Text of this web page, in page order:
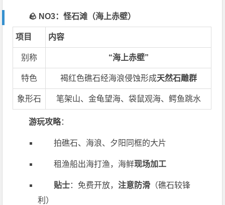
🪨 NO3：怪石滩（海上赤壁）
项目 内容
别称 “海上赤壁”
特色 褐红色礁石经海浪侵蚀形成天然石雕群
象形石 笔架山、金龟望海、袋鼠观海、鳄鱼跳水
游玩攻略：
拍礁石、海浪、夕阳同框的大片
租渔船出海打渔，海鲜现场加工
贴士：免费开放，注意防滑 （礁石较锋
利）